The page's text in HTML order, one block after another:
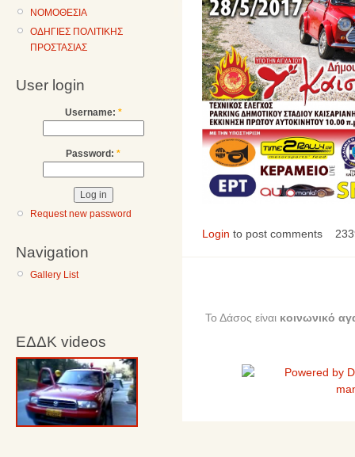
ΝΟΜΟΘΕΣΙΑ
ΟΔΗΓΙΕΣ ΠΟΛΙΤΙΚΗΣ
ΠΡΟΣΤΑΣΙΑΣ
User login
Username: *
Password: *
Request new password
Navigation
Gallery List
ΕΔΔΚ videos
Login to post comments
Το Δάσος είναι κοινωνικό